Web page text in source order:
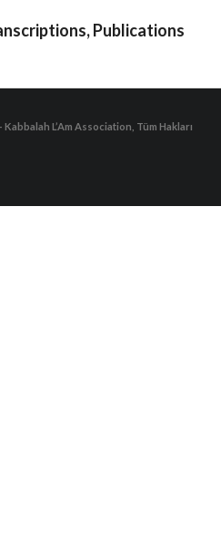
Publications
Kabbalah L’Am Association, Tüm Hakları